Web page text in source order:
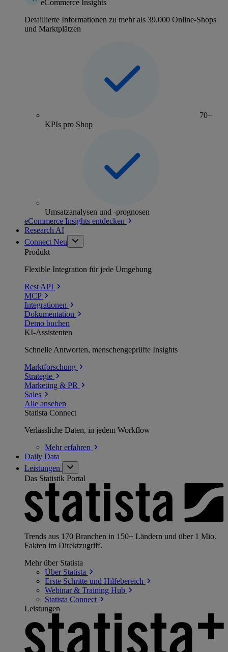
eCommerce Insights
Detaillierte Informationen zu mehr als 39.000 Online-Shops
und Marktplätzen
70+
KPIs pro Shop
Umsatzanalysen und -prognosen
eCommerce Insights entdecken
Research AI
Connect Neu
Produkt
Flexible Integration für jede Umgebung
Rest API
MCP
Integrationen
Dokumentation
Demo buchen
KI-Assistenten
Schnelle Antworten, menschengeprüfte Insights
Marktforschung
Strategie
Marketing & PR
Sales
Alle ansehen
Statista Connect
Verlässliche Daten, in jedem Workflow
Mehrerfahren
Daily Data
Leistungen
Das Statistik Portal
Trends aus 170 Branchen in 150+ Ländern und über 1 Mio.
Fakten im Direktzugriff.
Mehr über Statista
Über Statista
Erste Schritte und Hilfebereich
Webinar & Training Hub
Statista Connect
Leistungen